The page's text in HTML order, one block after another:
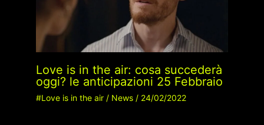
Love is in the air: cosa succederà
oggi? le anticipazioni 25 Febbraio
#Love is in the air/ News/ 24/02/2022